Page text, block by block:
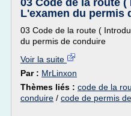
03 Code de la route
L'examen du permis
03 Code de la route (
du permis de conduire
Voir la suite
Par : MrLinxon
Thèmes liés : code de la
conduire / code de permis